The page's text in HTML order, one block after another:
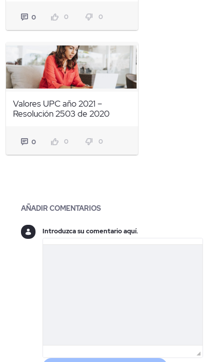
0 0 0
Valores UPC año 2021 –
Resolución 2503 de 2020
0 0 0
Blogs
AÑADIR COMENTARIOS
Introduzca su comentario aquí.